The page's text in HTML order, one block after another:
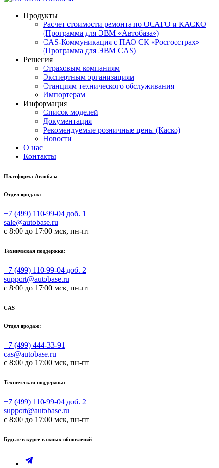
Продукты
Расчет стоимости ремонта по ОСАГО и КАСКО
(Программа для ЭВМ «Автобаза»)
CAS-Коммуникация с ПАО СК «Росгосстрах»
(Программа для ЭВМ CAS)
Решения
Страховым компаниям
Экспертным организациям
Станциям технического обслуживания
Импортерам
Информация
Список моделей
Документация
Рекомендуемые розничные цены (Каско)
Новости
О нас
Контакты
Платформа Автобаза
Отдел продаж:
+7 (499) 110-99-04 доб. 1
sale@autobase.ru
с 8:00 до 17:00 мск, пн-пт
Техническая поддержка:
+7 (499) 110-99-04 доб. 2
support@autobase.ru
с 8:00 до 17:00 мск, пн-пт
CAS
Отдел продаж:
+7 (499) 444-33-91
cas@autobase.ru
с 8:00 до 17:00 мск, пн-пт
Техническая поддержка:
+7 (499) 110-99-04 доб. 2
support@autobase.ru
с 8:00 до 17:00 мск, пн-пт
Будьте в курсе важных обновлений